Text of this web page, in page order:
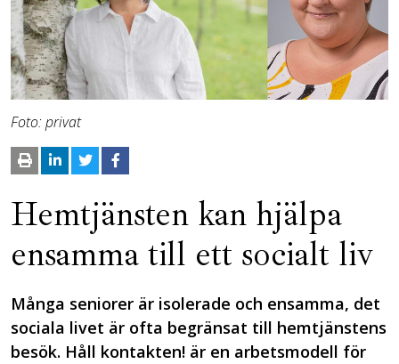
Foto: privat
Hemtjänsten kan hjälpa
ensamma till ett socialt liv
Många seniorer är isolerade och ensamma, det
sociala livet är ofta begränsat till hemtjänstens
besök. Håll kontakten! är en arbetsmodell för